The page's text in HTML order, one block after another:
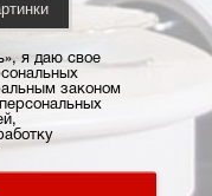
я даю свое
законом